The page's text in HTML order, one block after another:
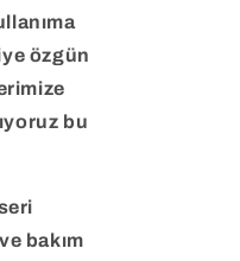
özgün
bu
bakım